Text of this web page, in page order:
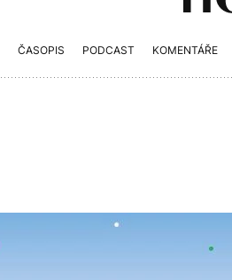
ČASOPIS PODCAST KOMENTÁŘE